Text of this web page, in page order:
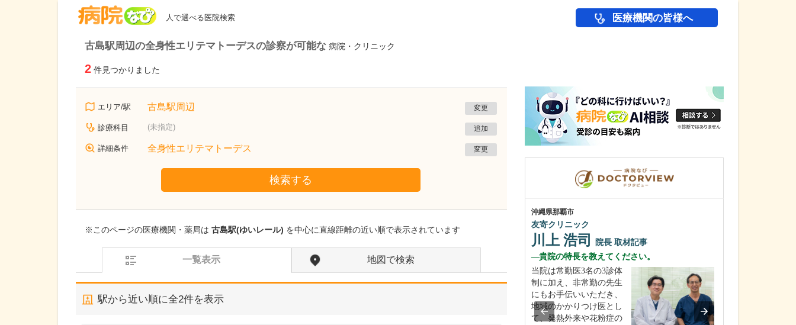
人で選べる医院検索 医療機関の皆様へ
古島駅周辺の全身性エリテマトーデスの診察が可能な 病院・クリニック
2 件見つかりました
エリア/駅 古島駅周辺 変更
診療科目 (未指定) 追加
詳細条件 全身性エリテマトーデス 変更
検索する
※このページの医療機関・薬局は 古島駅(ゆいレール) を中心に直線距離の近い順で表示されています
一覧表示 地図で検索
駅から近い順に全2件を表示
沖縄県那覇市
友寄クリニック
川上 浩司 院長 取材記事
貴院の特長を教えてください。
当院は常勤医3名の3診体
制に加え、非常勤の先生
にもお手伝いいただき、
地域のかかりつけ医とし
て、発熱外来や花粉症の
鹿児島県鹿児島市
植村病院
貴院は地域の「駆け込み寺」のような存在なの
「どんな病気やケガも拒